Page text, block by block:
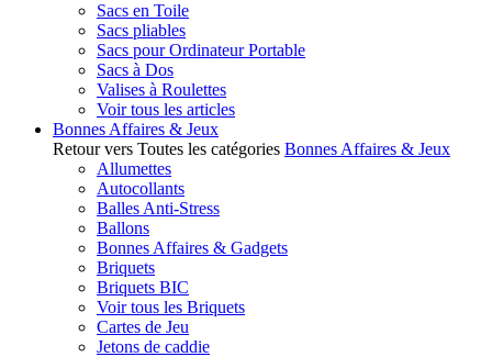
Sacs en Toile
Sacs pliables
Sacs pour Ordinateur Portable
Sacs à Dos
Valises à Roulettes
Voir tous les articles
Bonnes Affaires & Jeux
Retour vers Toutes les catégories Bonnes Affaires & Jeux
Allumettes
Autocollants
Balles Anti-Stress
Ballons
Bonnes Affaires & Gadgets
Briquets
Briquets BIC
Voir tous les Briquets
Cartes de Jeu
Jetons de caddie